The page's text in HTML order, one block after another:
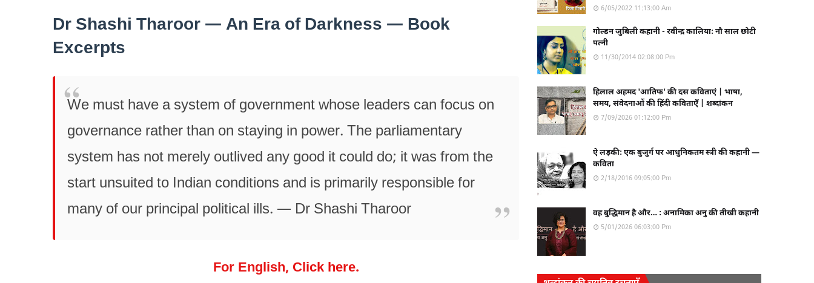
Dr Shashi Tharoor — An Era of Darkness — Book
Excerpts
We must have a system of government whose leaders can focus on
governance rather than on staying in power. The parliamentary
system has not merely outlived any good it could do; it was from the
start unsuited to Indian conditions and is primarily responsible for
many of our principal political ills. — Dr Shashi Tharoor
For English, Click here.
6/05/2022 11:13:00 Am
गोल्डन जुबिली कहानी - रवीन्द्र कालिया: नौ साल छोटी
पत्नी
11/30/2014 02:08:00 Pm
हिलाल अहमद 'आतिफ' की दस कविताएं | भाषा,
समय, संवेदनाओं की हिंदी कविताएँ | शब्दांकन
7/09/2026 01:12:00 Pm
ऐ लड़की: एक बुजुर्ग पर आधुनिकतम स्त्री की कहानी —
कविता
2/18/2016 09:05:00 Pm
वह बुद्धिमान है और… : अनामिका अनु की तीखी कहानी
5/01/2026 06:03:00 Pm